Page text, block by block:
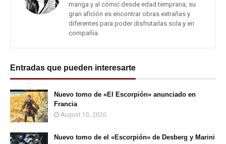
manga y al cómic desde edad temprana, su
gran afición es encontrar obras extrañas y
diferentes para poder disfrutarlas sola y en
compañía.
Entradas que pueden interesarte
Nuevo tomo de «El Escorpión» anunciado en
Francia
August 10, 2020
Nuevo tomo de el «Escorpión» de Desberg y Marini